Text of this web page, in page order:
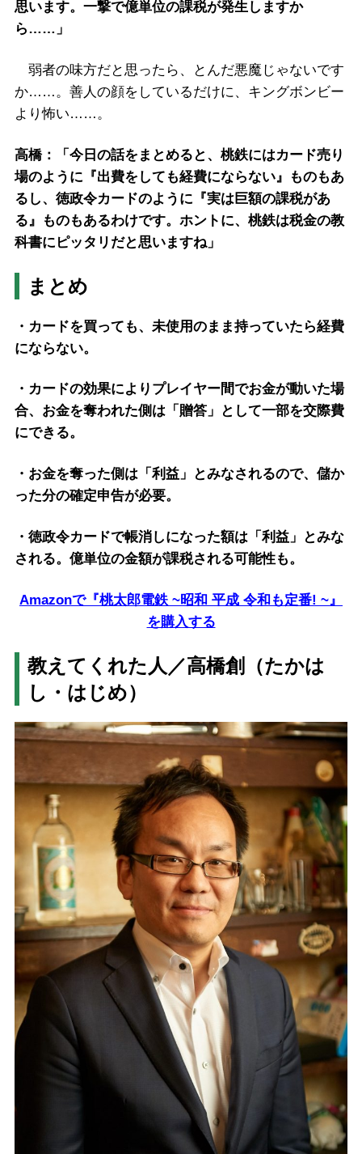
思います。一撃で億単位の課税が発生しますか
ら……」
弱者の味方だと思ったら、とんだ悪魔じゃないです
か……。善人の顔をしているだけに、キングボンビー
より怖い……。
高橋：「今日の話をまとめると、桃鉄にはカード売り
場のように『出費をしても経費にならない』ものもあ
るし、徳政令カードのように『実は巨額の課税があ
る』ものもあるわけです。ホントに、桃鉄は税金の教
科書にピッタリだと思いますね」
まとめ
・カードを買っても、未使用のまま持っていたら経費
にならない。
・カードの効果によりプレイヤー間でお金が動いた場
合、お金を奪われた側は「贈答」として一部を交際費
にできる。
・お金を奪った側は「利益」とみなされるので、儲か
った分の確定申告が必要。
・徳政令カードで帳消しになった額は「利益」とみな
される。億単位の金額が課税される可能性も。
Amazonで『桃太郎電鉄 ~昭和 平成 令和も定番! ~』
を購入する
教えてくれた人／高橋創（たかは
し・はじめ）